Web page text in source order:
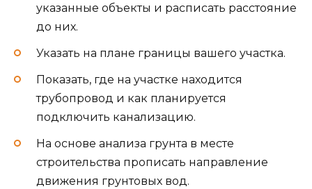
указанные объекты и расписать расстояние
до них.
Указать на плане границы вашего участка.
Показать, где на участке находится
трубопровод и как планируется
подключить канализацию.
На основе анализа грунта в месте
строительства прописать направление
движения грунтовых вод.